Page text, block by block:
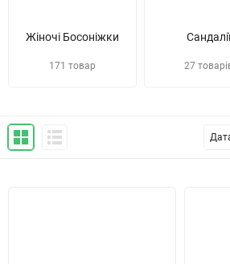
Жіночі Босоніжки
171 товар
Сандалії
27